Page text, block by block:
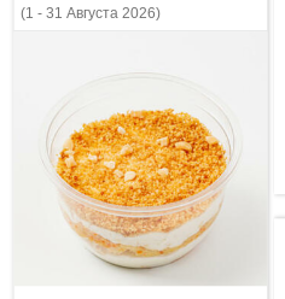
(1 - 31 Августа 2026)